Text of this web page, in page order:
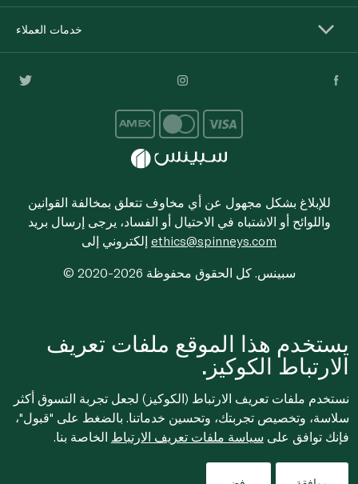
خدمات العملاء
للإبلاغ بشكل مجهول عن أي مخاوف تتعلق بمخالفة القوانين
واللوائح أو الاشتباه في الاحتيال أو الفساد، يرجى إرسال بريد
ethics@spinneys.com
© 2020-2026 سبينس. كل الحقوق محفوظة
يستخدم هذا الموقع ملفات تعريف
الارتباط الكوكيز.
نستخدم ملفات تعريف الارتباط (الكوكيز) لجعل تجربة التسوق أكثر
سلاسة، وتخصيص تجربتك، وتحسين خدماتنا. بالضغط على "قبول"،
فإنك توافق على سياسة ملفات تعريف الارتباط الخاصة بنا.